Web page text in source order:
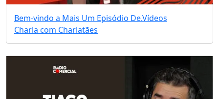
Bem-vindo a Mais Um Episódio De.Vídeos
Charla com Charlatães